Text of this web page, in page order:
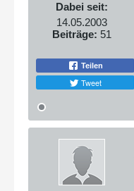
Dabei seit:
14.05.2003
Beiträge: 51
Teilen
Tweet